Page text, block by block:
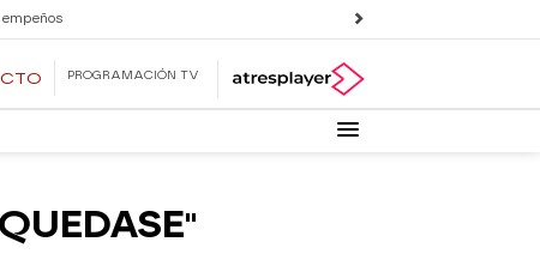
PROGRAMACIÓN TV